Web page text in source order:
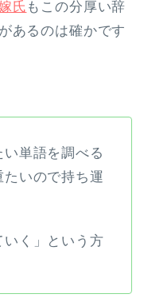
氏 もこの分厚い辞
あるのは確かです
単語を調べる
いので持ち運
いく」という方